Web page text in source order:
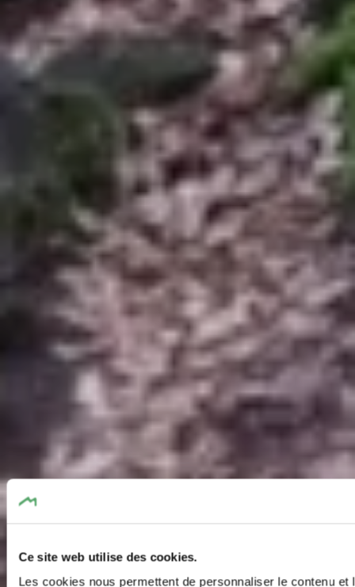
Ce site web utilise des cookies.
Les cookies nous permettent de personnaliser le contenu